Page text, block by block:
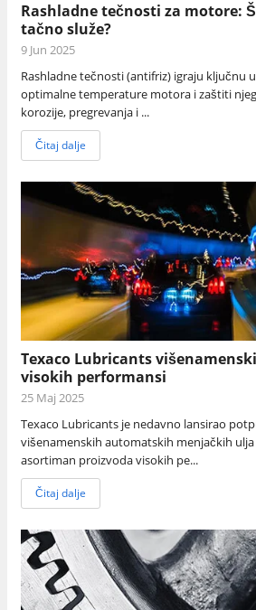
Rashladne tečnosti za motore:
tačno služe?
9 Jun 2025
Rashladne tečnosti (antifriz) igraju ključnu
optimalne temperature motora i zaštiti
korozije, pregrevanja i ...
Čitaj dalje
Texaco Lubricants
visokih performansi
25 Maj 2025
Texaco Lubricants je nedavno lansirao
višenamenskih automatskih menjačkih ulja
asortiman proizvoda visokih pe...
Čitaj dalje